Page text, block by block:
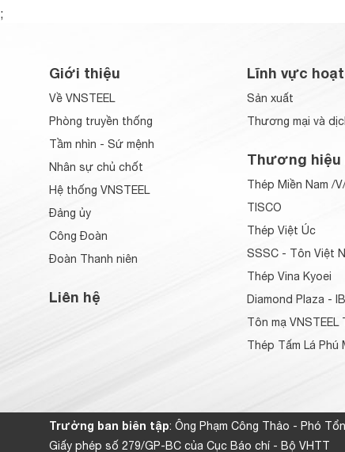
;
Giới thiệu
Về VNSTEEL
Phòng truyền thống
Tầm nhìn - Sứ mệnh
Nhân sự chủ chốt
Hệ thống VNSTEEL
Đảng ủy
Công Đoàn
Đoàn Thanh niên
Liên hệ
Lĩnh vực
Sản xuất
Thương mại và
Thương hiệu
Thép Miền Nam /
TISCO
Thép Việt Úc
SSSC - Tôn Việt
Thép Vina Kyoei
Diamond Plaza -
Tôn mạ VNSTEEL
Thép Tấm Lá Phú
Trưởng ban biên tập: Ông Phạm Công Thảo - Phó
Giấy phép số 279/GP-BC của Cục Báo chí - Bộ VHTT